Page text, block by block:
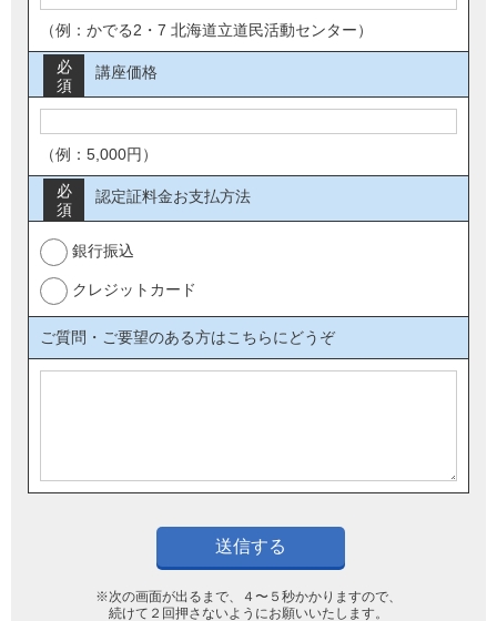
（例：かでる2・7 北海道立道民活動センター）
講座価格
必
須
（例：5,000円）
認定証料金お支払方法
必
須
銀行振込
クレジットカード
ご質問・ご要望のある方はこちらにどうぞ
※次の画面が出るまで、４〜５秒かかりますので、
続けて２回押さないようにお願いいたします。